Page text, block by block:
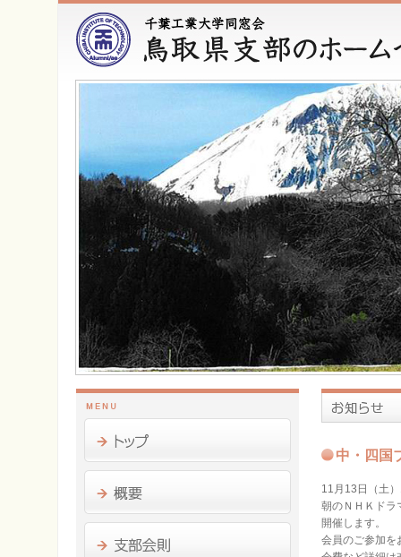
中・四国
11月13日（土
朝のＮＨＫドラ
開催します。
会員のご参加を